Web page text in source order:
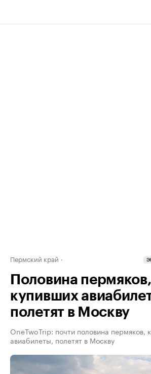
Пермский край
Половина пермяков,
купивших
полетят в Москву
OneTwoTrip: почти половина пермяков,
авиабилеты, полетят в Москву